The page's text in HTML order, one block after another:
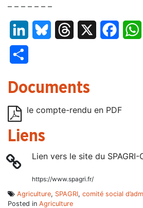
– – – – – – –
LinkedInBluesky Threads
Documents
le compte-rendu en PDF
Liens
Lien vers le site du SPAGRI-
https://www.spagri.fr/
Agriculture, SPAGRI, comité social
Posted in Agriculture